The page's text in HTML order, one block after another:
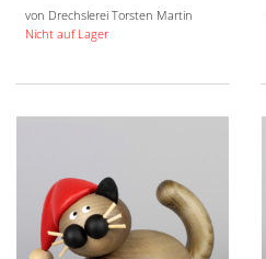
von Drechslerei Torsten Martin
Nicht auf Lager